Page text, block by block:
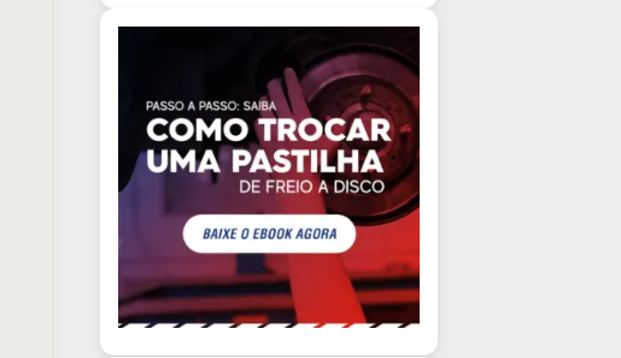
acabando mais r...